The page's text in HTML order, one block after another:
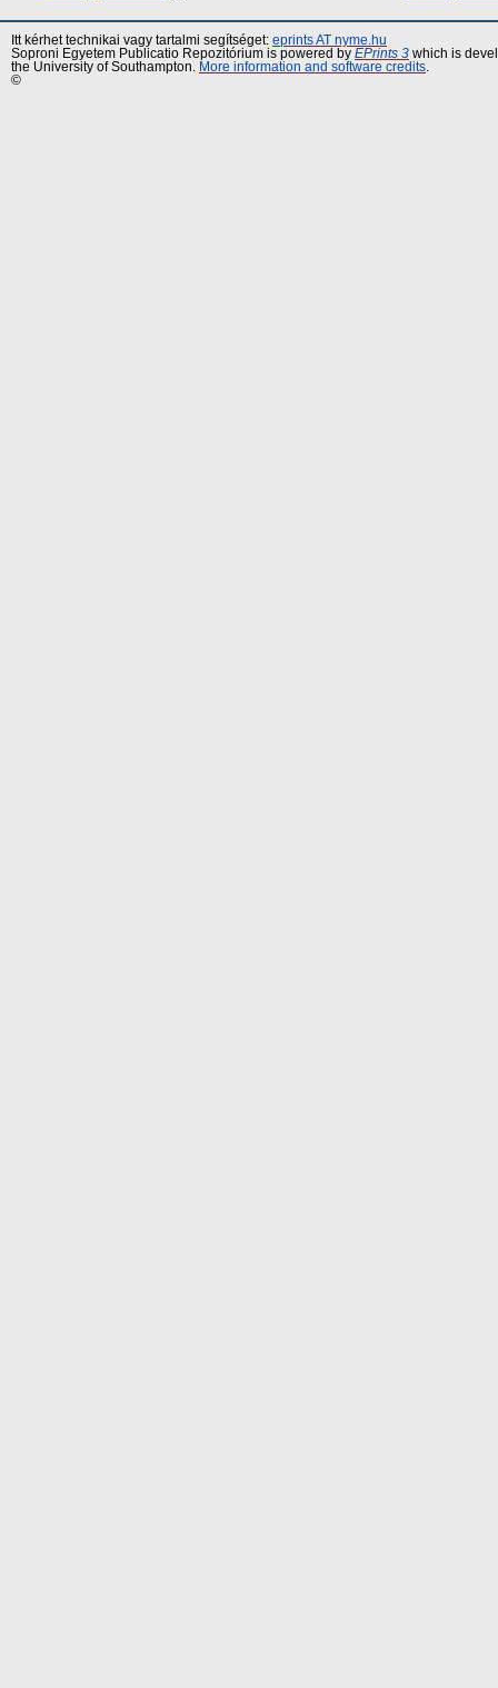
Itt kérhet technikai vagy tartalmi segítséget: eprints AT nyme.hu
Soproni Egyetem Publicatio Repozitórium is powered by EPrints 3 which is
the University of Southampton.
More information and software credits
©